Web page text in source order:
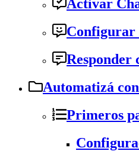
Activar
Configurar
Responder
Automatizá
Primeros